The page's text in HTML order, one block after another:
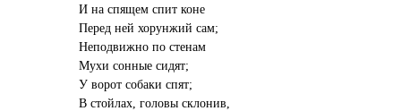
И на спящем спит коне
Перед ней хорунжий сам;
Неподвижно по стенам
Мухи сонные сидят;
У ворот собаки спят;
В стойлах, головы склонив,